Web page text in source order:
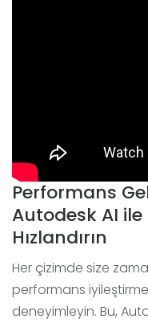
Performans
Autodesk AI ile
Hızlandırın
Her çizimde size
performans
deneyimleyin. Bu,